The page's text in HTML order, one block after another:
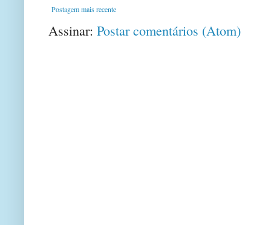
Postagem mais recente
Assinar: Postar comentários (Atom)